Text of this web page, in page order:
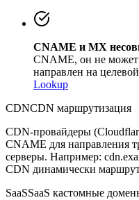
CNAME и MX
CNAME, он не
направлен на
Lookup
CDNCDN маршрутизация
CDN-провайдеры
CNAME для направления
серверы. Например:
CDN динамически
SaaSSaaS кастомные